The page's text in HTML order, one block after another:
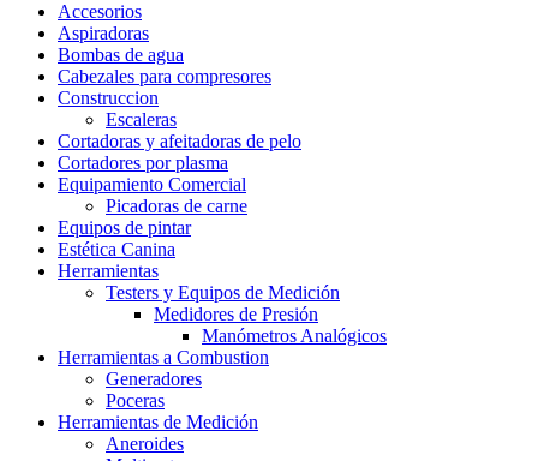
Accesorios
Aspiradoras
Bombas de agua
Cabezales para compresores
Construccion
Escaleras
Cortadoras y afeitadoras de pelo
Cortadores por plasma
Equipamiento Comercial
Picadoras de carne
Equipos de pintar
Estética Canina
Herramientas
Testers y Equipos de Medición
Medidores de Presión
Manómetros Analógicos
Herramientas a Combustion
Generadores
Poceras
Herramientas de Medición
Aneroides